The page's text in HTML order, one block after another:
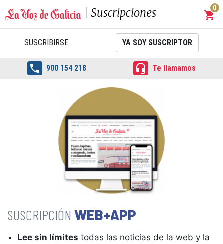
Suscripciones shopping_cart
0
SUSCRIBIRSE YA SOY SUSCRIPTOR
 900 154 218  Te llamamos
WEB+APP
Lee sin límites todas las noticias de la web y la